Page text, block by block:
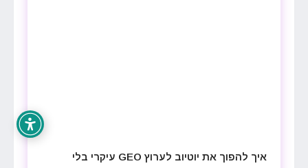
איך להפוך את יוטיוב לערוץ GEO עיקרי בלי